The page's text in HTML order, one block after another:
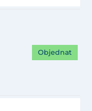
Objednat